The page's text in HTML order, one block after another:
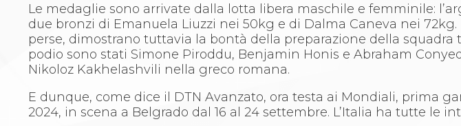
La disciplina
News
Attività Didattica
Gare e Risultati
Albi Federali
Lotta
La disciplina
Le medaglie sono arrivate dalla lotta libera maschile e femminile:
due bronzi di Emanuela Liuzzi nei 50kg e di Dalma Caneva nei
perse, dimostrano tuttavia la bontà della preparazione della squadra
podio sono stati Simone Piroddu, Benjamin Honis e Abraham
Nikoloz Kakhelashvili nella greco romana.
E dunque, come dice il DTN Avanzato, ora testa ai Mondiali, prima
2024, in scena a Belgrado dal 16 al 24 settembre. L’Italia ha tutte le